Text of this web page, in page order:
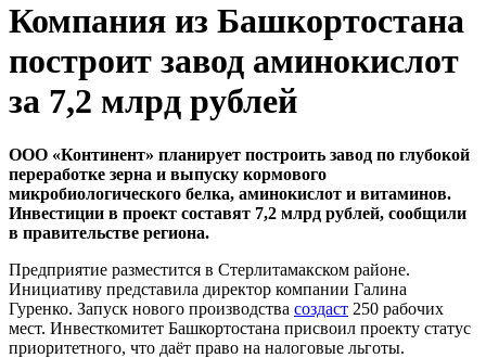
Компания из Башкортостана
построит завод аминокислот
за 7,2 млрд рублей
ООО «Континент» планирует построить завод по глубокой
переработке зерна и выпуску кормового
микробиологического белка, аминокислот и витаминов.
Инвестиции в проект составят 7,2 млрд рублей, сообщили
в правительстве региона.
Предприятие разместится в Стерлитамакском районе.
Инициативу представила директор компании Галина
Гуренко. Запуск нового производства создаст 250 рабочих
мест. Инвесткомитет Башкортостана присвоил проекту статус
приоритетного, что даёт право на налоговые льготы.